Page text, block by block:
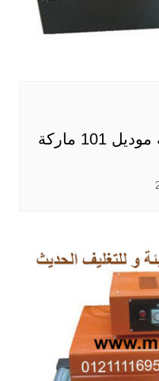
الة تغليف علب شوكولاته موديل 101 ماركة